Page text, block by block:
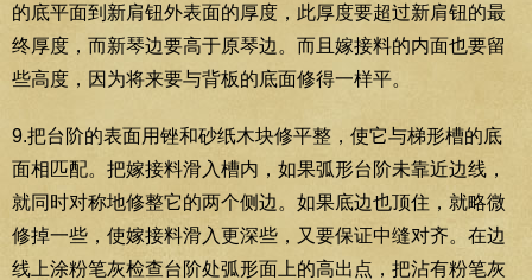
的底平面到新肩钮外表面的厚度，此厚度要超过新肩钮的最
终厚度，而新琴边要高于原琴边。而且嫁接料的内面也要留
些高度，因为将来要与背板的底面修得一样平。
9.把台阶的表面用锉和砂纸木块修平整，使它与梯形槽的底
面相匹配。把嫁接料滑入槽内，如果弧形台阶未靠近边线，
就同时对称地修整它的两个侧边。如果底边也顶住，就略微
修掉一些，使嫁接料滑入更深些，又要保证中缝对齐。在边
线上涂粉笔灰检查台阶处弧形面上的高出点，把沾有粉笔灰